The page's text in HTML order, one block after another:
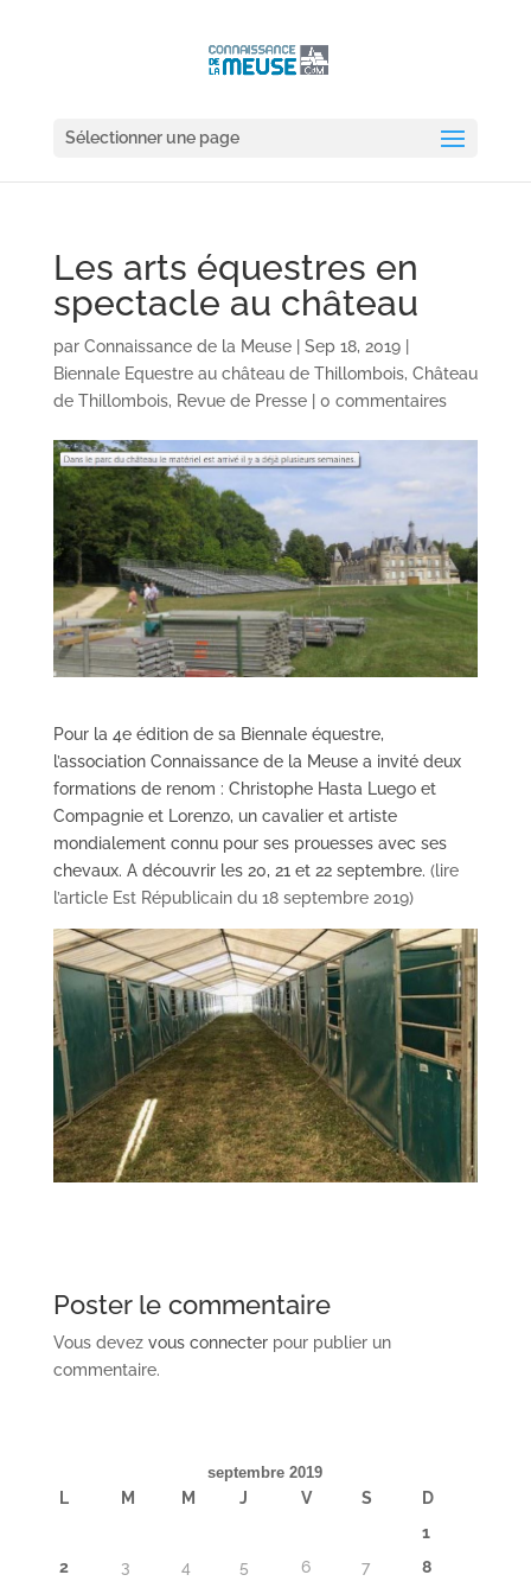
Sélectionner une page
Les arts équestres en
spectacle au château
par Connaissance de la Meuse| Sep 18, 2019|
Biennale Equestre au château de Thillombois, Château
de Thillombois, Revue de Presse| 0 commentaires
Pour la 4e édition de sa Biennale équestre,
l’association Connaissance de la Meuse a invité deux
formations de renom : Christophe Hasta Luego et
Compagnie et Lorenzo, un cavalier et artiste
mondialement connu pour ses prouesses avec ses
chevaux. A découvrir les 20, 21 et 22 septembre. (lire
l’article Est Républicain du 18 septembre 2019)
Poster le commentaire
Vous devez vous connecterpour publier un
commentaire.
septembre 2019
L M M J V S
D
1
2
3 4 5 6 7
8